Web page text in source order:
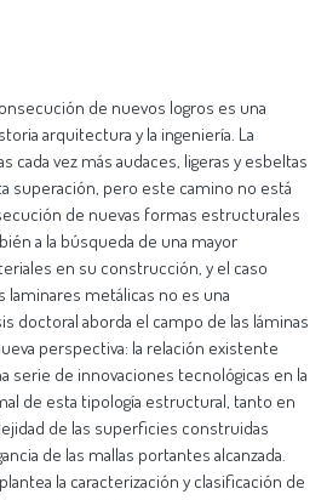
de nuevos logros es una
arquitectura y la ingeniería. La
vez más audaces, ligeras y esbeltas
superación, pero este camino no está
de nuevas formas estructurales
a la búsqueda de una mayor
en su construcción, y el caso
metálicas no es una
doctoral aborda el campo de las láminas
perspectiva: la relación existente
serie de innovaciones tecnológicas en la
de esta tipología estructural, tanto en
de las superficies construidas
de las mallas portantes alcanzada.
la caracterización y clasificación de